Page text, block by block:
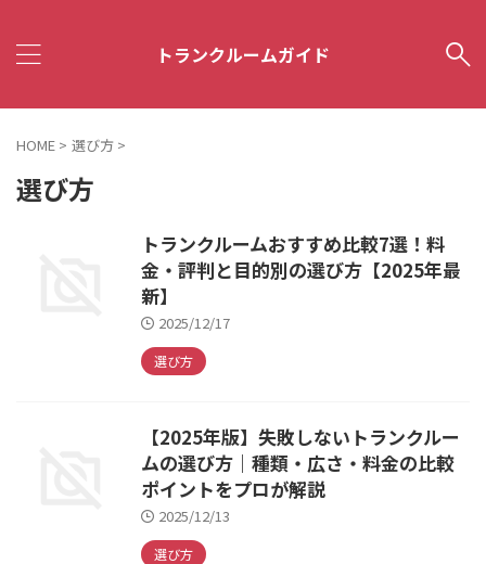
トランクルームガイド
HOME > 選び方 >
選び方
トランクルームおすすめ比較7選！料
金・評判と目的別の選び方【2025年最
新】
2025/12/17
選び方
【2025年版】失敗しないトランクルー
ムの選び方｜種類・広さ・料金の比較
ポイントをプロが解説
2025/12/13
選び方